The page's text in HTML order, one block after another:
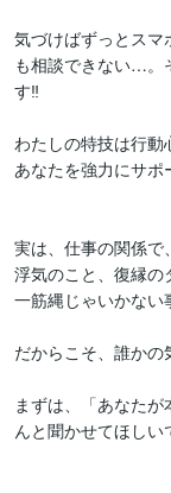
気づけばずっとスマ
も相談できない…。
す‼️
わたしの特技は行動
あなたを強力にサポ
実は、仕事の関係で
浮気のこと、復縁
一筋縄じゃいかない
だからこそ、誰かの
まずは、「あなた
んと聞かせてほし